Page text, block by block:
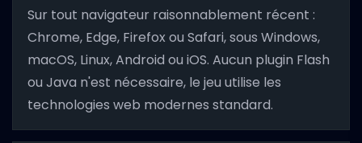
Sur tout navigateur raisonnablement récent :
Chrome, Edge, Firefox ou Safari, sous Windows,
macOS, Linux, Android ou iOS. Aucun plugin Flash
ou Java n'est nécessaire, le jeu utilise les
technologies web modernes standard.